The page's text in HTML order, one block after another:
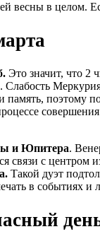
в целом.
Это значит, что 2
память, поэтому
и Юпитера.
связи с
Такой дуэт
в событиях и